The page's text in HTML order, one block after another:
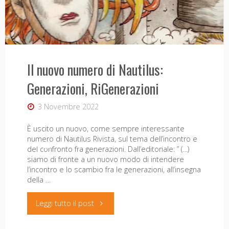
catasto
leopoldino,
luglio
Offerta di tirocinio
24 Maggio 2024
Leonardo-IRTA cerca studente di biblioteconomia
Leggi tutto il post"Offerta
di
Il nuovo numero di Nautilus:
Generazioni, RiGenerazioni
3 Novembre 2022
È uscito un nuovo, come sempre interessante
numero di Nautilus Rivista, sul tema dell’incontro e
del confronto fra generazioni. Dall’editoriale: ” (…)
siamo di fronte a un nuovo modo di intendere
l’incontro e lo scambio fra le generazioni, all’insegna
della …
Leggi tutto il post"Il